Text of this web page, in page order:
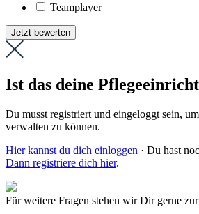
Teamplayer
Jetzt bewerten
Ist das deine
Du musst registriert und eingeloggt sein,
verwalten zu können.
Hier kannst du dich einloggen · Du hast
Dann registriere dich hier.
Für weitere Fragen stehen wir Dir gerne